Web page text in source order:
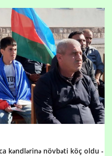
kəndlərinə növbəti köç oldu -